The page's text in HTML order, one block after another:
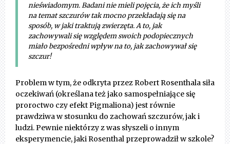
nieświadomym. Badani nie mieli pojęcia, że ich myśli
na temat szczurów tak mocno przekładają się na
sposób, w jaki traktują zwierzęta. A to, jak
zachowywali się względem swoich podopiecznych
miało bezpośredni wpływ na to, jak zachowywał się
szczur!
Problem w tym, że odkryta przez Robert Rosenthala siła
oczekiwań (określana też jako samospełniające się
proroctwo czy efekt Pigmaliona) jest równie
prawdziwa w stosunku do zachowań szczurów, jak i
ludzi. Pewnie niektórzy z was słyszeli o innym
eksperymencie, jaki Rosenthal przeprowadził w szkole?